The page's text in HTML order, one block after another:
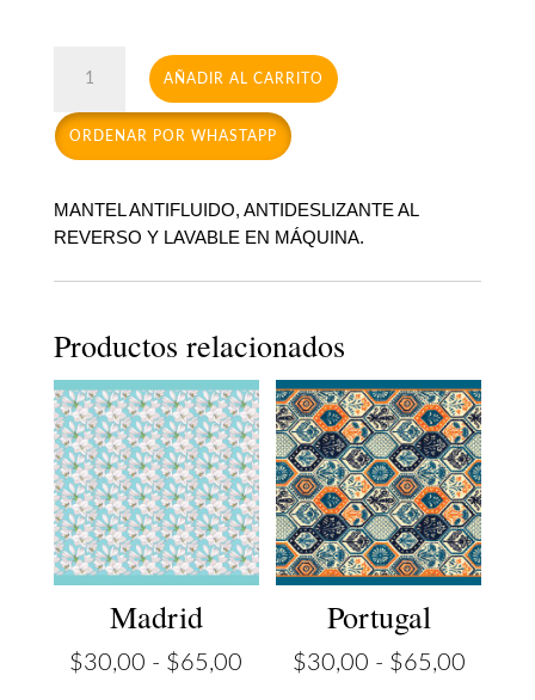
cantidad
AÑADIR AL CARRITO
ORDENAR POR WHASTAPP
MANTEL ANTIFLUIDO, ANTIDESLIZANTE AL
REVERSO Y LAVABLE EN MÁQUINA.
Productos relacionados
Madrid
$30,00 - $65,00 Rango
Portugal
$30,00 - $65,00Rango